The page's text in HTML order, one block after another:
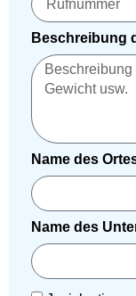
Beschreibung
Name des
Name des